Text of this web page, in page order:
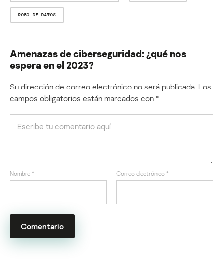
ROBO DE DATOS
Amenazas de ciberseguridad: ¿qué nos
espera en el 2023?
Su dirección de correo electrónico no será publicada. Los
campos obligatorios están marcados con *
Nombre * Correo electrónico *